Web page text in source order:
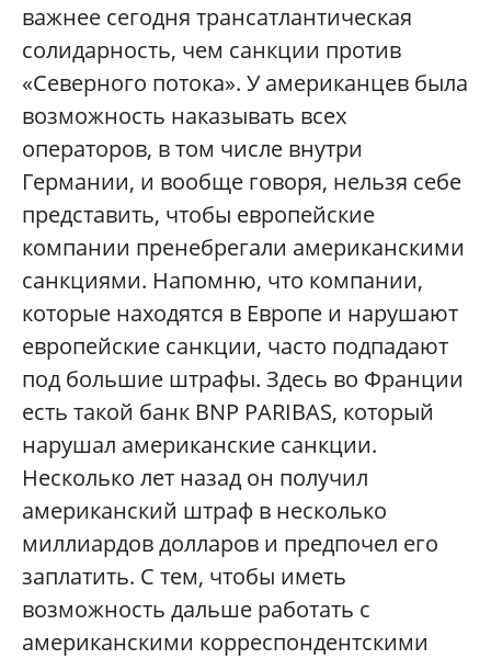
важнее сегодня трансатлантическая
солидарность, чем санкции против
«Северного потока». У американцев была
возможность наказывать всех
операторов, в том числе внутри
Германии, и вообще говоря, нельзя себе
представить, чтобы европейские
компании пренебрегали американскими
санкциями. Напомню, что компании,
которые находятся в Европе и нарушают
европейские санкции, часто подпадают
под большие штрафы. Здесь во Франции
есть такой банк BNP PARIBAS, который
нарушал американские санкции.
Несколько лет назад он получил
американский штраф в несколько
миллиардов долларов и предпочел его
заплатить. С тем, чтобы иметь
возможность дальше работать с
американскими корреспондентскими